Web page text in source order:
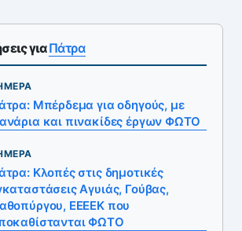
γιαΠάτρα
Μπέρδεμα για οδηγούς, με
και πινακίδες έργων ΦΩΤΟ
Κλοπές στις δημοτικές
Αγυιάς, Γούβας,
ΕΕΕΕΚ που
ΦΩΤΟ